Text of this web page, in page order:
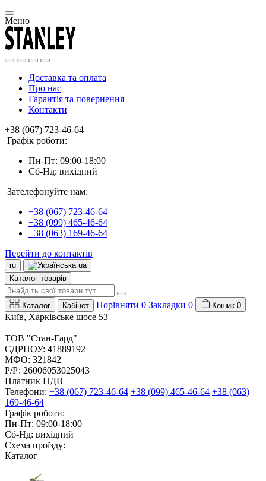
Меню
Доставка та оплата
Про нас
Гарантія та повернення
Контакти
+38 (067) 723-46-64
Графік роботи:
Пн-Пт: 09:00-18:00
Сб-Нд: вихідний
Зателефонуйте нам:
+38 (067) 723-46-64
+38 (099) 465-46-64
+38 (063) 169-46-64
Перейти до контактів
ru
ua
Каталог товарів
Каталог Кабінет Порівняти 0 Закладки 0 Кошик 0
Київ, Харківське шосе 53
ТОВ "Стан-Гард"
ЄДРПОУ: 41889192
МФО: 321842
Р/Р: 26006053025043
Платник ПДВ
Телефони: +38 (067) 723-46-64 +38 (099) 465-46-64 +38 (063)
169-46-64
Графік роботи:
Пн-Пт: 09:00-18:00
Сб-Нд: вихідний
Схема проїзду:
Каталог